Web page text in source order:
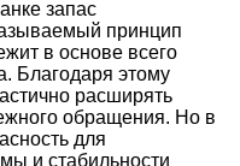
запас
принцип
в основе всего
Благодаря этому
расширять
обращения. Но в
для
и стабильности